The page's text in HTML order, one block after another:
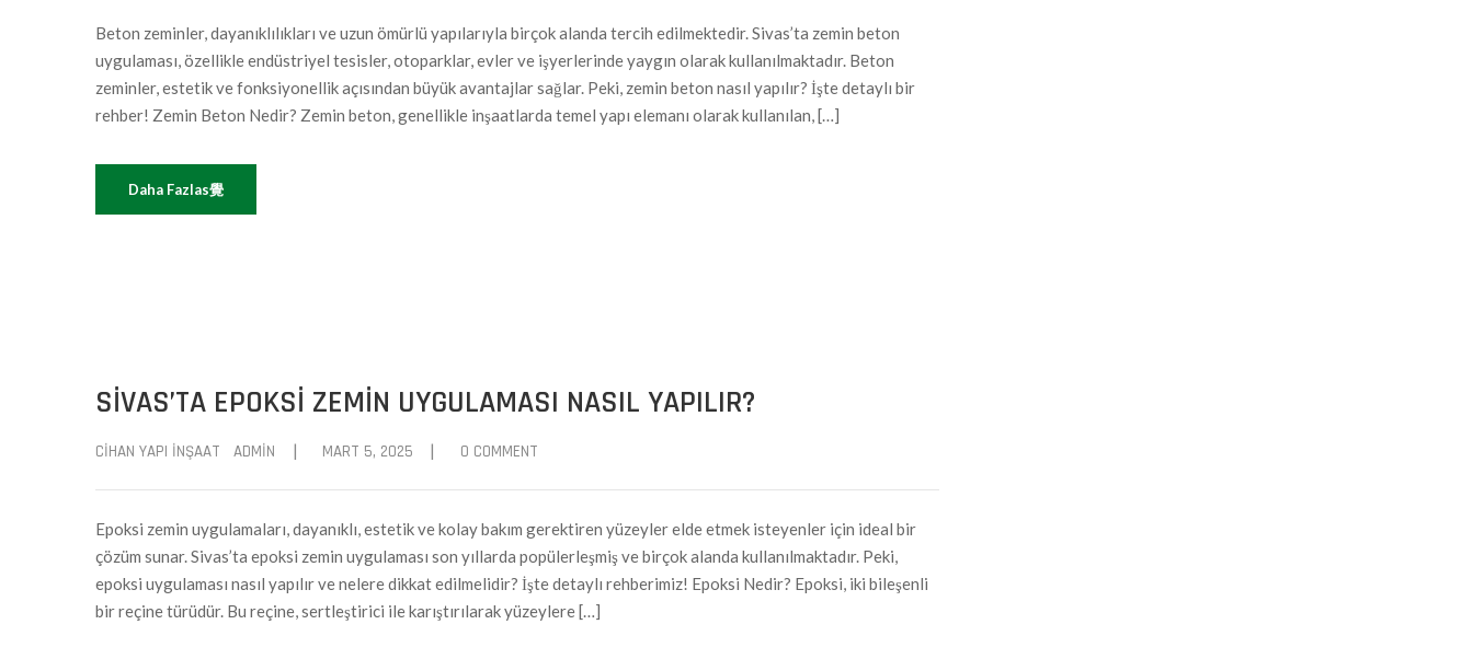
Beton zeminler, dayanıklılıkları ve uzun ömürlü yapılarıyla birçok alanda tercih edilmektedir. Sivas’ta zemin beton
uygulaması, özellikle endüstriyel tesisler, otoparklar, evler ve işyerlerinde yaygın olarak kullanılmaktadır. Beton
zeminler, estetik ve fonksiyonellik açısından büyük avantajlar sağlar. Peki, zemin beton nasıl yapılır? İşte detaylı bir
rehber! Zemin Beton Nedir? Zemin beton, genellikle inşaatlarda temel yapı elemanı olarak kullanılan, […]
Daha Fazlas覺
SIVAS’TA EPOKSI ZEMIN UYGULAMASI NASIL YAPILIR?
CIHAN YAPI İNŞAAT ADMIN | MART 5, 2025 | 0 COMMENT
Epoksi zemin uygulamaları, dayanıklı, estetik ve kolay bakım gerektiren yüzeyler elde etmek isteyenler için ideal bir
çözüm sunar. Sivas’ta epoksi zemin uygulaması son yıllarda popülerleşmiş ve birçok alanda kullanılmaktadır. Peki,
epoksi uygulaması nasıl yapılır ve nelere dikkat edilmelidir? İşte detaylı rehberimiz! Epoksi Nedir? Epoksi, iki bileşenli
bir reçine türüdür. Bu reçine, sertleştirici ile karıştırılarak yüzeylere […]